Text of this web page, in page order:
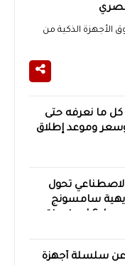
الذكية من
تسريبات iPhone 18 كل ما نعرفه حتى
وموعد إطلاق
الاصطناعي تحول
سامسونج
سلسلة أجهزة